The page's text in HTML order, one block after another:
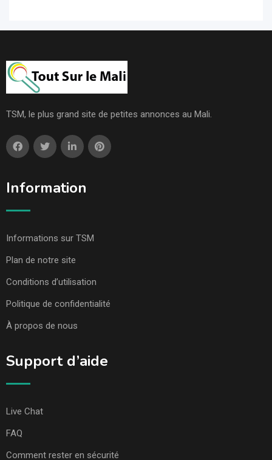
TSM, le plus grand site de petites annonces au Mali.
Information
Informations sur TSM
Plan de notre site
Conditions d’utilisation
Politique de confidentialité
À propos de nous
Support d’aide
Live Chat
FAQ
Comment rester en sécurité